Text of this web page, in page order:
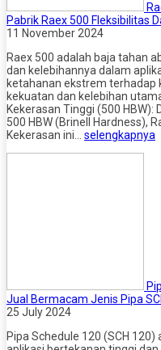
Pabrik Raex 500 Fleksibilitas
11 November 2024
Raex 500 adalah baja tahan
dan kelebihannya dalam
ketahanan ekstrem terhadap
kekuatan dan kelebihan
Kekerasan Tinggi (500
500 HBW (Brinell Hardness),
Kekerasan ini… selengkapnya
Jual Bermacam Jenis Pipa
25 July 2024
Pipa Schedule 120 (SCH